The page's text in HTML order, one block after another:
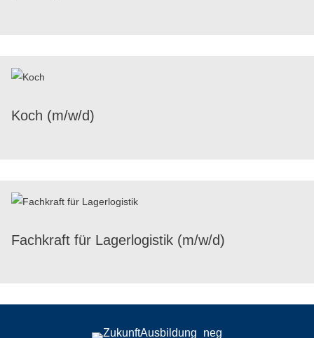
Koch (m/​w/​d)
Fach­kraft für Lager­lo­gis­tik (m/​w/​d)